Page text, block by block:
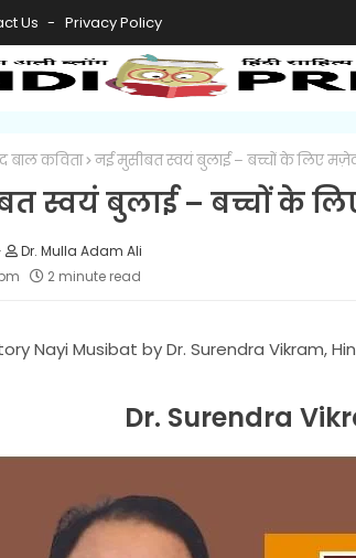
Us Privacy Policy
बाल कविता नई मुसीबत स्वयं बुलाई – बच्चों के लिए
स्वयं बुलाई – बच्चों के
Dr. Mulla Adam Ali
2 minute read
Nayi Musibat by Dr. Surendra Vikram,
Dr. Surendra